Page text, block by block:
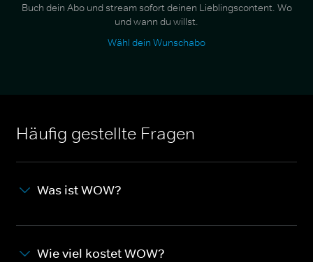
Buch dein Abo und stream sofort deinen Lieblingscontent. Wo
und wann du willst.
Wähl dein Wunschabo
Häufig gestellte Fragen
Was ist WOW?
Wie viel kostet WOW?